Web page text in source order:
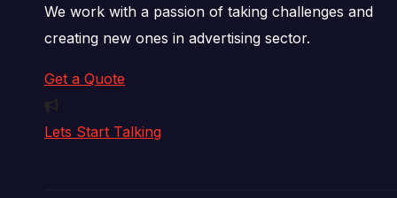
We work with a passion of taking challenges and
creating new ones in advertising sector.
Get a Quote
Lets Start Talking